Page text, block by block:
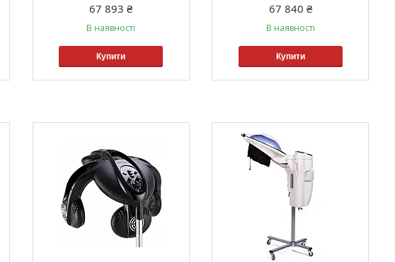
67 893 ₴
В наявності
Купити
67 840 ₴
В наявності
Купити